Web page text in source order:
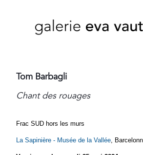
Tom Barbagli
Chant des rouages
Frac SUD hors les murs
La Sapinière - Musée de la Vallée,